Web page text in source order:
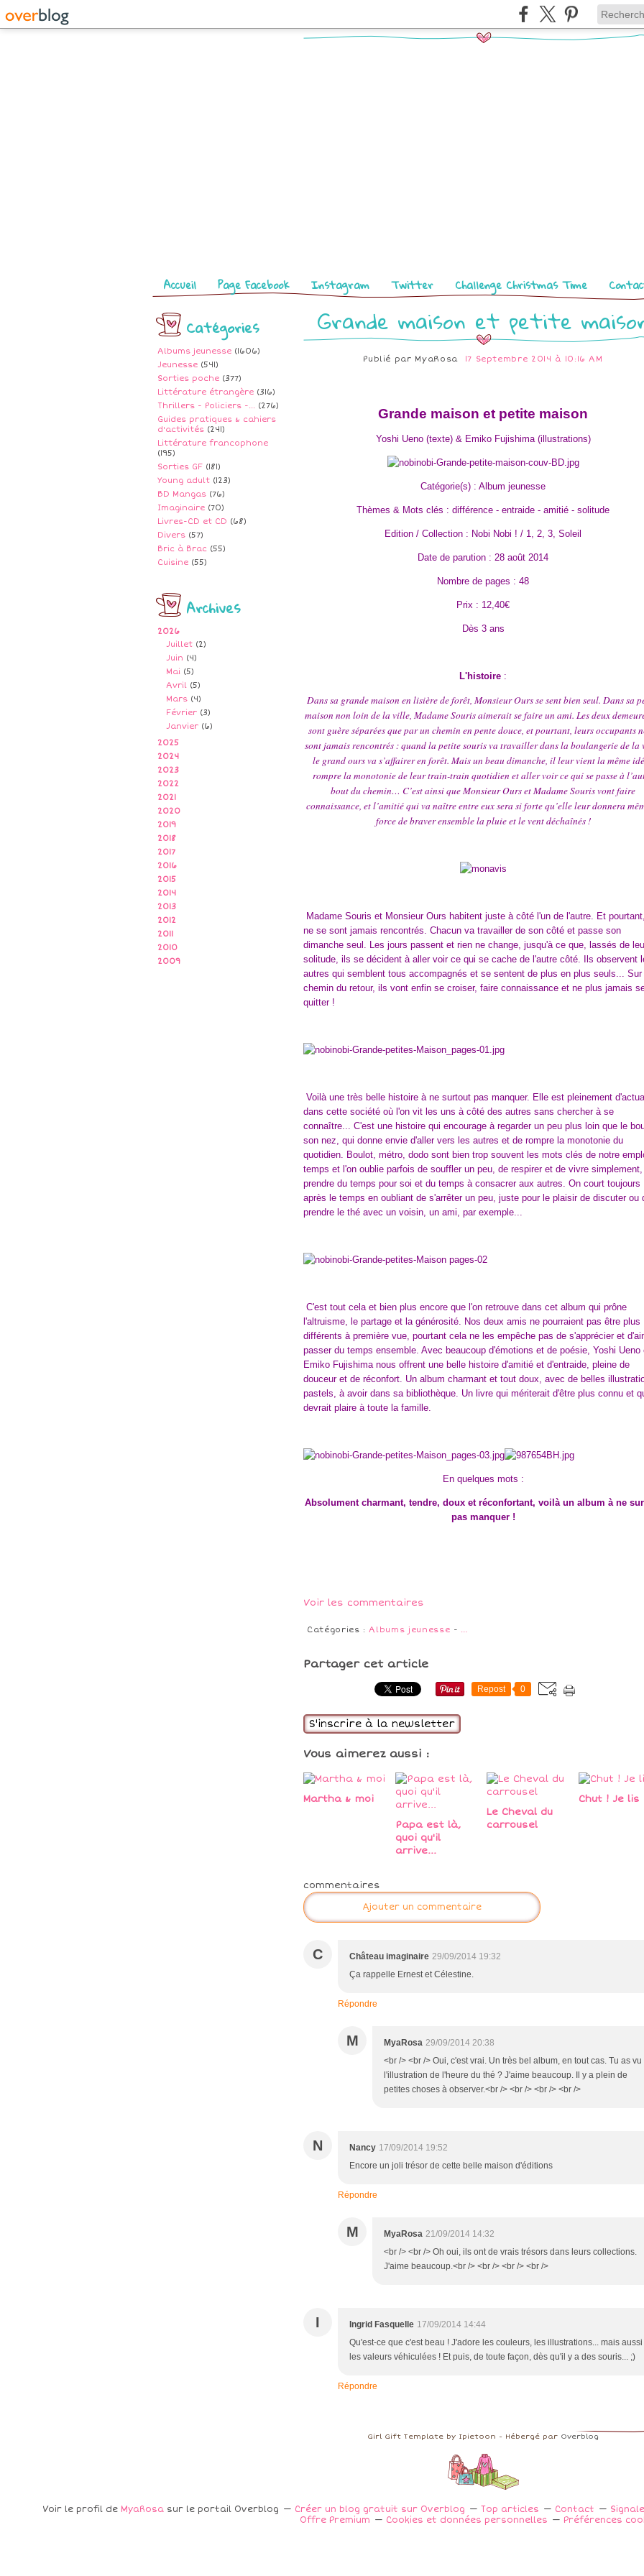
Pages
Accueil Page Facebook Instagram Twitter Challenge Christmas Time
Catégories
Albums jeunesse (1606)
Jeunesse (541)
Sorties poche (377)
Littérature étrangère (316)
Thrillers - Policiers -... (276)
Guides pratiques & cahiers
d'activités (241)
Littérature francophone
(195)
Sorties GF (181)
Young adult (123)
BD Mangas (76)
Imaginaire (70)
Livres-CD et CD (68)
Divers (57)
Bric à Brac (55)
Cuisine (55)
Archives
2026
Juillet (2)
Juin (4)
Mai (5)
Avril (5)
Mars (4)
Février (3)
Janvier (6)
2025
2024
2023
2022
2021
2020
2019
2018
2017
2016
2015
2014
2013
2012
2011
2010
2009
Grande maison et petite
Publié par MyaRosa 17 Septembre 2014 à 10:16 AM
Grande maison et petite maison
Yoshi Ueno (texte) & Emiko Fujishima (illustrations)
Catégorie(s) : Album jeunesse
Thèmes & Mots clés : différence - entraide - amitié - solitude
Edition / Collection : Nobi Nobi ! / 1, 2, 3, Soleil
Date de parution : 28 août 2014
Nombre de pages : 48
Prix : 12,40€
Dès 3 ans
L'histoire :
Dans sa grande maison en lisière de forêt, Monsieur Ours se sent bien seul. Dans sa
maison non loin de la ville, Madame Souris aimerait se faire un ami. Les deux
sont guère séparées que par un chemin en pente douce, et pourtant, leurs occupants
sont jamais rencontrés : quand la petite souris va travailler dans la boulangerie de la
le grand ours va s’affairer en forêt. Mais un beau dimanche, il leur vient la même
rompre la monotonie de leur train-train quotidien et aller voir ce qui se passe à
bout du chemin… C’est ainsi que Monsieur Ours et Madame Souris vont faire
connaissance, et l’amitié qui va naître entre eux sera si forte qu’elle leur donnera
force de braver ensemble la pluie et le vent déchaînés !
Madame Souris et Monsieur Ours habitent juste à côté l'un de l'autre. Et
ne se sont jamais rencontrés. Chacun va travailler de son côté et passe son
dimanche seul. Les jours passent et rien ne change, jusqu'à ce que, lassés de
solitude, ils se décident à aller voir ce qui se cache de l'autre côté. Ils observent
autres qui semblent tous accompagnés et se sentent de plus en plus seuls... Sur
chemin du retour, ils vont enfin se croiser, faire connaissance et ne plus jamais
quitter !
Voilà une très belle histoire à ne surtout pas manquer. Elle est pleinement
dans cette société où l'on vit les uns à côté des autres sans chercher à se
connaître... C'est une histoire qui encourage à regarder un peu plus loin que le
son nez, qui donne envie d'aller vers les autres et de rompre la monotonie du
quotidien. Boulot, métro, dodo sont bien trop souvent les mots clés de notre
temps et l'on oublie parfois de souffler un peu, de respirer et de vivre
prendre du temps pour soi et du temps à consacrer aux autres. On court toujours
après le temps en oubliant de s'arrêter un peu, juste pour le plaisir de discuter ou
prendre le thé avec un voisin, un ami, par exemple...
C'est tout cela et bien plus encore que l'on retrouve dans cet album qui prône
l'altruisme, le partage et la générosité. Nos deux amis ne pourraient pas être plus
différents à première vue, pourtant cela ne les empêche pas de s'apprécier et
passer du temps ensemble. Avec beaucoup d'émotions et de poésie, Yoshi Ueno
Emiko Fujishima nous offrent une belle histoire d'amitié et d'entraide, pleine de
douceur et de réconfort. Un album charmant et tout doux, avec de belles
pastels, à avoir dans sa bibliothèque. Un livre qui mériterait d'être plus connu et
devrait plaire à toute la famille.
En quelques mots :
Absolument charmant, tendre, doux et réconfortant, voilà un album à ne
pas manquer !
Voir les commentaires
Catégories :Albums jeunesse - …
Partager cet article
Repost 0
S'inscrire à la newsletter
Vous aimerez aussi :
Martha & moi
Papa est là,
quoi qu'il
arrive...
Le Cheval du
carrousel
Chut ! Je lis
commentaires
Ajouter un commentaire
C Château imaginaire 29/09/2014 19:32
Ça rappelle Ernest et Célestine.
Répondre
M MyaRosa 29/09/2014 20:38
<br /> <br /> Oui, c'est vrai. Un très bel album, en tout cas. Tu as vu
l'illustration de l'heure du thé ? J'aime beaucoup. Il y a plein de
petites choses à observer.<br /> <br /> <br /> <br />
N Nancy 17/09/2014 19:52
Encore un joli trésor de cette belle maison d'éditions
Répondre
M MyaRosa 21/09/2014 14:32
<br /> <br /> Oh oui, ils ont de vrais trésors dans leurs collections.
J'aime beaucoup.<br /> <br /> <br /> <br />
I Ingrid Fasquelle 17/09/2014 14:44
Qu'est-ce que c'est beau ! J'adore les couleurs, les illustrations... mais aussi
les valeurs véhiculées ! Et puis, de toute façon, dès qu'il y a des souris... ;)
Répondre
Girl Gift Template by Ipietoon - Hébergé par Overblog
Voir le profil de MyaRosasur le portail Overblog Créer un blog gratuit sur Overblog Top articles Contact
Offre Premium
Cookies et données personnelles Préférences